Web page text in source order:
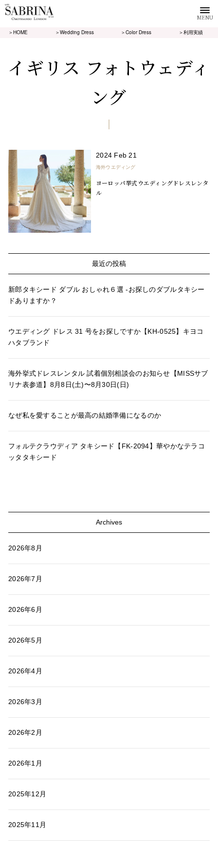
MENU
＞HOME ＞Wedding Dress ＞Color Dress ＞利用実績
イギリス フォトウェディ
ング
2024 Feb 21
海外ウエディング
ヨーロッパ挙式ウエディングドレスレンタ
ル
最近の投稿
新郎タキシード ダブル おしゃれ６選 -お探しのダブルタキシー
ドありますか？
ウエディング ドレス 31 号をお探しですか【KH-0525】キヨコ
ハタブランド
海外挙式ドレスレンタル 試着個別相談会のお知らせ【MISSサブ
リナ表参道】8月8日(土)〜8月30日(日)
なぜ私を愛することが最高の結婚準備になるのか
フォルテクラウディア タキシード【FK-2094】華やかなテラコ
ッタタキシード
Archives
2026年8月
2026年7月
2026年6月
2026年5月
2026年4月
2026年3月
2026年2月
2026年1月
2025年12月
2025年11月